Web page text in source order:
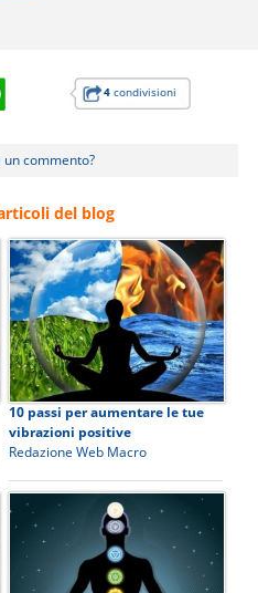
4condivisioni
commento?
del blog
10 passi per aumentare le tue
vibrazioni positive
Redazione Web Macro